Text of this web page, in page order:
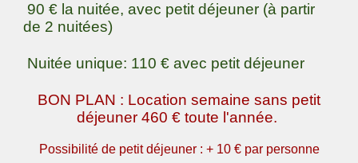
90 € la nuitée, avec petit déjeuner (à partir
de 2 nuitées)
Nuitée unique: 110 € avec petit déjeuner
BON PLAN : Location semaine sans petit
déjeuner 460 € toute l'année.
Possibilité de petit déjeuner : + 10 € par personne